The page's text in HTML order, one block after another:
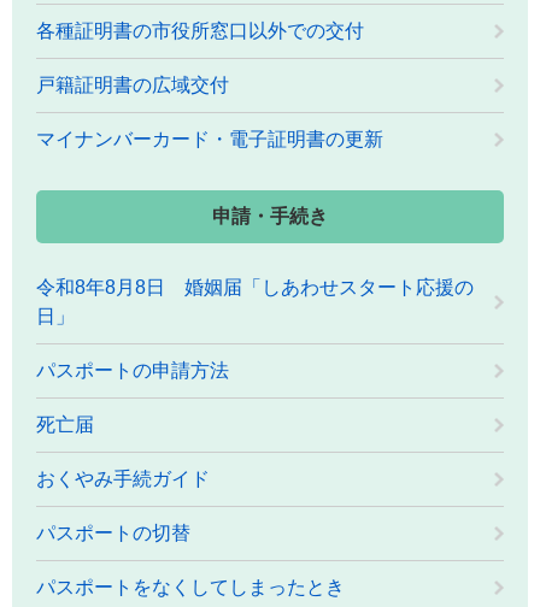
各種証明書の市役所窓口以外での交付
戸籍証明書の広域交付
マイナンバーカード・電子証明書の更新
申請・手続き
令和8年8月8日 婚姻届「しあわせスタート応援の
日」
パスポートの申請方法
死亡届
おくやみ手続ガイド
パスポートの切替
パスポートをなくしてしまったとき